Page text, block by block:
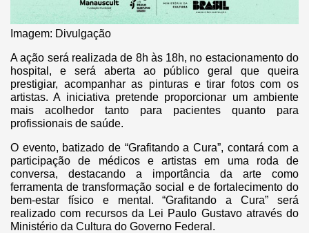
Imagem: Divulgação
A ação será realizada de 8h às 18h, no estacionamento do
hospital, e será aberta ao público geral que queira
prestigiar, acompanhar as pinturas e tirar fotos com os
artistas. A iniciativa pretende proporcionar um ambiente
mais acolhedor tanto para pacientes quanto para
profissionais de saúde.
O evento, batizado de “Grafitando a Cura”, contará com a
participação de médicos e artistas em uma roda de
conversa, destacando a importância da arte como
ferramenta de transformação social e de fortalecimento do
bem-estar físico e mental. “Grafitando a Cura” será
realizado com recursos da Lei Paulo Gustavo através do
Ministério da Cultura do Governo Federal.